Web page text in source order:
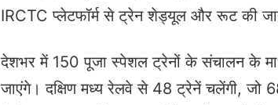
IRCTC प्लेटफॉर्म से ट्रेन शेड्यूल और रूट की
देशभर में 150 पूजा स्पेशल ट्रेनों के संचालन के
जाएंगे। दक्षिण मध्य रेलवे से 48 ट्रेनें चलेंगी, जो